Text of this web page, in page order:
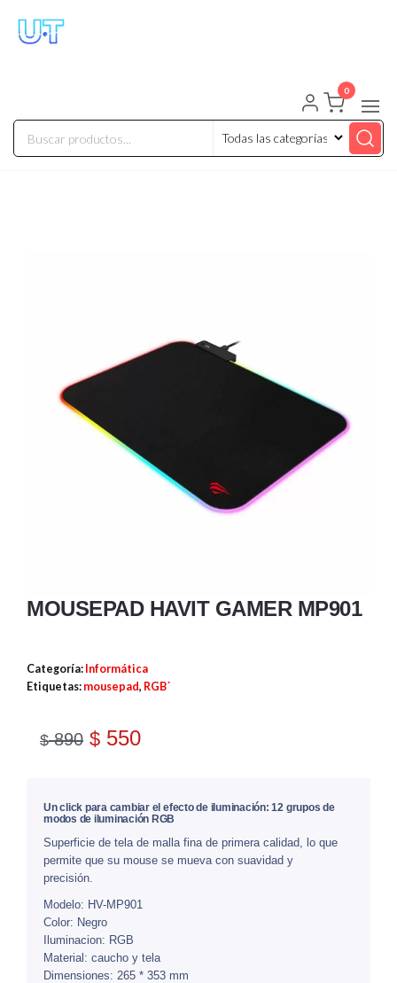
0
MOUSEPAD HAVIT GAMER MP901
Categoría: Informática
Etiquetas: mousepad, RGB´
$890 $ 550
Un click para cambiar el efecto de iluminación: 12 grupos de
modos de iluminación RGB
Superficie de tela de malla fina de primera calidad, lo que
permite que su mouse se mueva con suavidad y
precisión.
Modelo: HV-MP901
Color: Negro
Iluminacion: RGB
Material: caucho y tela
Dimensiones: 265 * 353 mm